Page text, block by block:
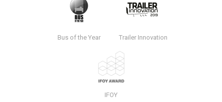
Bus of the Year Trailer Innovation
IFOY